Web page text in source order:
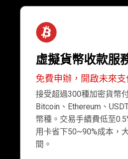
虛擬貨幣收款服
免費申辦，開啟未來
接受超過300種加密貨幣
Bitcoin、Ethereum、
幣種。交易手續費低至
用卡省下50~90%成本，
間。